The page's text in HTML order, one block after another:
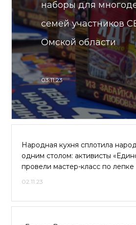
наборы для
семей участников
Омской области
03.11.23
Народная кухня сплотила
одним столом: активисты
провели мастер-класс по лепке
02.11.23